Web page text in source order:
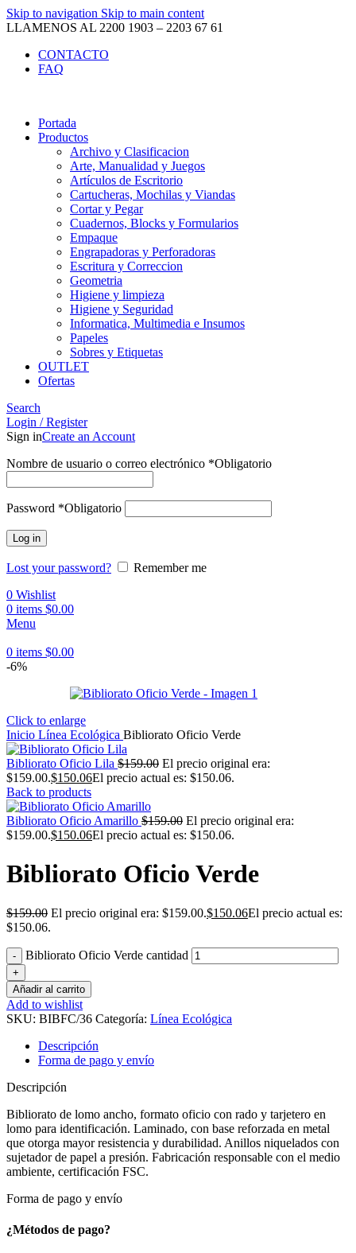
Skip to navigation Skip to main content
LLAMENOS AL 2200 1903 – 2203 67 61
CONTACTO
FAQ
Portada
Productos
Archivo y Clasificacion
Arte, Manualidad y Juegos
Artículos de Escritorio
Cartucheras, Mochilas y Viandas
Cortar y Pegar
Cuadernos, Blocks y Formularios
Empaque
Engrapadoras y Perforadoras
Escritura y Correccion
Geometria
Higiene y limpieza
Higiene y Seguridad
Informatica, Multimedia e Insumos
Papeles
Sobres y Etiquetas
OUTLET
Ofertas
Search
Login / Register
Sign inCreate an Account
Nombre de usuario o correo electrónico *Obligatorio
Password *Obligatorio
Log in
Lost your password?
Remember me
0 Wishlist
0 items $0.00
Menu
0 items $0.00
-6%
Click to enlarge
Inicio Línea Ecológica Bibliorato Oficio Verde
Bibliorato Oficio Lila $159.00 El precio original era:
$159.00.$150.06El precio actual es: $150.06.
Back to products
Bibliorato Oficio Amarillo $159.00 El precio original era:
$159.00.$150.06El precio actual es: $150.06.
Bibliorato Oficio Verde
$159.00 El precio original era: $159.00.$150.06El precio actual es:
$150.06.
Bibliorato Oficio Verde cantidad
Añadir al carrito
Add to wishlist
SKU: BIBFC/36 Categoría: Línea Ecológica
Descripción
Forma de pago y envío
Descripción
Bibliorato de lomo ancho, formato oficio con rado y tarjetero en
lomo para identificación. Laminado, con base reforzada en metal
que otorga mayor resistencia y durabilidad. Anillos niquelados con
sujetador de papel a presión. Fabricación responsable con el medio
ambiente, certificación FSC.
Forma de pago y envío
¿Métodos de pago?